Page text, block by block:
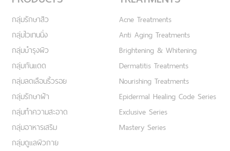
กลุ่มรักษาสิว
กลุ่มไวเทนนิ่ง
กลุ่มบำรุงผิว
กลุ่มกันแดด
กลุ่มลดเลือนริ้วรอย
กลุ่มรักษาฝ้า
กลุ่มทำความสะอาด
กลุ่มอาหารเสริม
กลุ่มดูแลผิวกาย
Acne Treatments
Anti Aging Treatments
Brightening & Whitening
Dermatitis Treatments
Nourishing Treatments
Epidermal Healing Code Series
Exclusive Series
Mastery Series